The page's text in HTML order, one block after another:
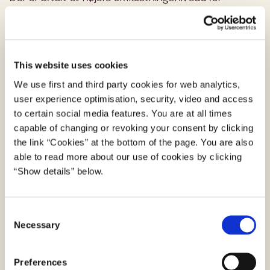
This website uses cookies
We use first and third party cookies for web analytics,
user experience optimisation, security, video and access
to certain social media features. You are at all times
capable of changing or revoking your consent by clicking
the link “Cookies” at the bottom of the page. You are also
able to read more about our use of cookies by clicking
“Show details” below.
Necessary
Preferences
infrastrukturen, hvor midler til drift, vedligehold og
videreudvikling løftes fra 141,4 mio. kr. til 247,4 mio.
en del af en strategisk indsats, der sikrer et større
offentligt ejerskab til løsningerne og således skaber
bedre rammer om den fortsatte udvikling af
løsningerne. Samtidig centraliseres
forsendelsesomkostninger til Digital Post, så de
enkelte myndigheder ikke længere skal afregne med
leverandøren hver for sig.
for sundhedssektoren. Analysekapaciteten tænkes
ind i arbejdet med den nationale strategi for cyber-